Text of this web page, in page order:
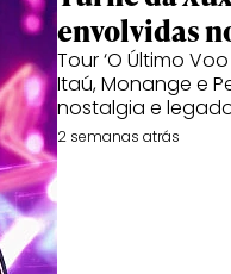
envolvidas
Tour ‘O Último
Itaú, Monange e
nostalgia e
2 semanas atrás